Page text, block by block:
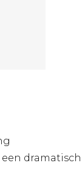
dramatisch